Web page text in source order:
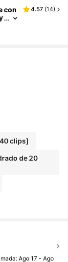
con
4.57 (14)
clips]
de 20
Ago 17 - Ago